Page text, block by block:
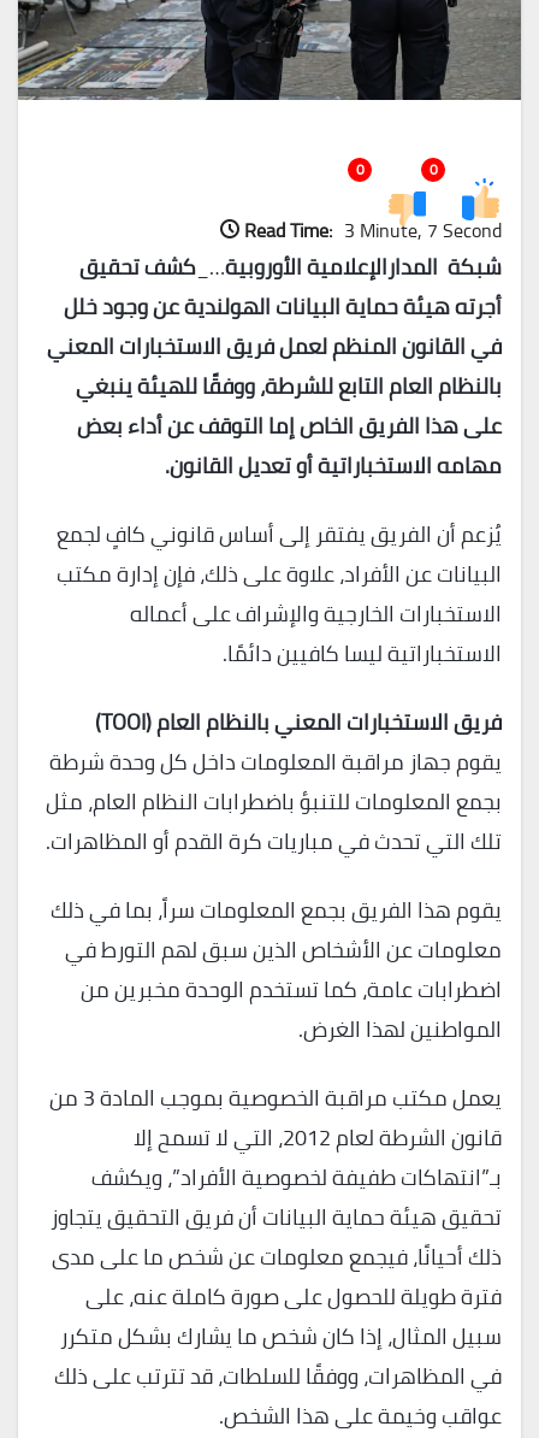
0
0
Read Time: 3 Minute, 7 Second
شبكة المدارالإعلامية الأوروبية…_كشف تحقيق
أجرته هيئة حماية البيانات الهولندية عن وجود خلل
في القانون المنظم لعمل فريق الاستخبارات المعني
بالنظام العام التابع للشرطة، ووفقًا للهيئة ينبغي
على هذا الفريق الخاص إما التوقف عن أداء بعض
مهامه الاستخباراتية أو تعديل القانون.
يُزعم أن الفريق يفتقر إلى أساس قانوني كافٍ لجمع
البيانات عن الأفراد، علاوة على ذلك، فإن إدارة مكتب
الاستخبارات الخارجية والإشراف على أعماله
الاستخباراتية ليسا كافيين دائمًا.
فريق الاستخبارات المعني بالنظام العام (TOOI
)
يقوم جهاز مراقبة المعلومات داخل كل وحدة شرطة
بجمع المعلومات للتنبؤ باضطرابات النظام العام، مثل
تلك التي تحدث في مباريات كرة القدم أو المظاهرات.
يقوم هذا الفريق بجمع المعلومات سراً، بما في ذلك
معلومات عن الأشخاص الذين سبق لهم التورط في
اضطرابات عامة، كما تستخدم الوحدة مخبرين من
المواطنين لهذا الغرض.
يعمل مكتب مراقبة الخصوصية بموجب المادة 3 من
قانون الشرطة لعام 2012، التي لا تسمح إلا
بـ”انتهاكات طفيفة لخصوصية الأفراد”، ويكشف
تحقيق هيئة حماية البيانات أن فريق التحقيق يتجاوز
ذلك أحيانًا، فيجمع معلومات عن شخص ما على مدى
فترة طويلة للحصول على صورة كاملة عنه، على
سبيل المثال، إذا كان شخص ما يشارك بشكل متكرر
في المظاهرات، ووفقًا للسلطات، قد تترتب على ذلك
عواقب وخيمة على هذا الشخص.